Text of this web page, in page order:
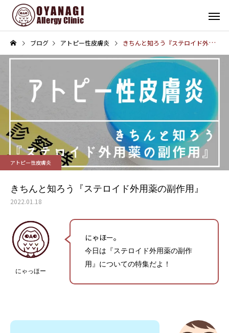
子宮頸がん予防接種（HPV
ワクチン）を開始します
インフォメーション
4周年！
ブログ アトピー性皮膚炎 きちんと知ろう『ステロイド外用薬の副作用』
アトピー性皮膚炎
きちんと知ろう『ステロイド外用薬の副作用』
2022.01.18
にゃっほー
にゃほー。
今日は『ステロイド外用薬の副作
用』についての特集だよ！